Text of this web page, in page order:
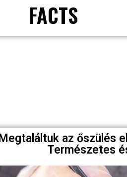
FACTS
Megtaláltuk az őszülés
Természetes